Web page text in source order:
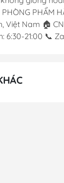
PHẨM
Việt Nam 🏠
6:30-21:00